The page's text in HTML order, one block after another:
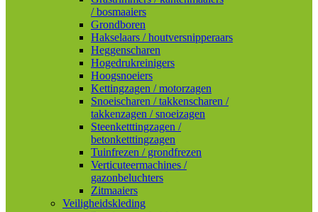
/ bosmaaiers
Grondboren
Hakselaars / houtversnipperaars
Heggenscharen
Hogedrukreinigers
Hoogsnoeiers
Kettingzagen / motorzagen
Snoeischaren / takkenscharen /
takkenzagen / snoeizagen
Steenketttingzagen /
betonketttingzagen
Tuinfrezen / grondfrezen
Verticuteermachines /
gazonbeluchters
Zitmaaiers
Veiligheidskleding